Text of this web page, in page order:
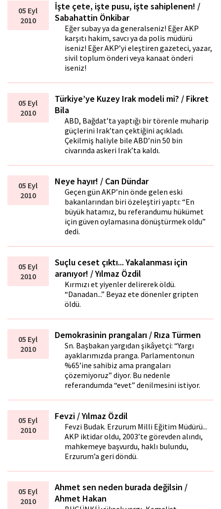
05 Eyl
2010
İşte çete, işte pusu, işte sahiplenen! /
Sabahattin Önkibar
Eğer subay ya da generalseniz! Eğer AKP
karşıtı hakim, savcı ya da polis müdürü
iseniz! Eğer AKP’yi eleştiren gazeteci, yazar,
sivil toplum önderi veya kanaat önderi
iseniz!
05 Eyl
2010
Türkiye’ye Kuzey Irak modeli mi? / Fikret
Bila
ABD, Bağdat’ta yaptığı bir törenle muharip
güçlerini Irak’tan çektiğini açıkladı.
Çekilmiş haliyle bile ABD’nin 50 bin
civarında askeri Irak’ta kaldı.
05 Eyl
2010
Neye hayır! / Can Dündar
Geçen gün AKP’nin önde gelen eski
bakanlarından biri özeleştiri yaptı: “En
büyük hatamız, bu referandumu hükümet
için güven oylamasına dönüştürmek oldu”
dedi.
05 Eyl
2010
Suçlu ceset çıktı... Yakalanması için
aranıyor! / Yılmaz Özdil
Kırmızı et yiyenler delirerek öldü.
“Danadan...” Beyaz ete dönenler gripten
öldü.
05 Eyl
2010
Demokrasinin prangaları / Rıza Türmen
Sn. Başbakan yargıdan şikâyetçi: “Yargı
ayaklarımızda pranga. Parlamentonun
%65’ine sahibiz ama prangaları
çözemiyoruz” diyor. Bu nedenle
referandumda “evet” denilmesini istiyor.
05 Eyl
2010
Fevzi / Yılmaz Özdil
Fevzi Budak. Erzurum Milli Eğitim Müdürü...
AKP iktidar oldu, 2003’te görevden alındı,
mahkemeye başvurdu, haklı bulundu,
Erzurum’a geri döndü.
05 Eyl
2010
Ahmet sen neden burada değilsin /
Ahmet Hakan